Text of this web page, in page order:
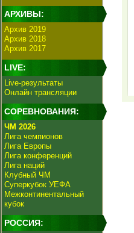
АРХИВЫ:
Архив 2019
Архив 2018
Архив 2017
LIVE:
Live-результаты
Онлайн трансляции
СОРЕВНОВАНИЯ:
ЧМ 2026
Лига чемпионов
Лига Европы
Лига конференций
Лига наций
Клубный ЧМ
Суперкубок УЕФА
Межконтинентальный
кубок
РОССИЯ: